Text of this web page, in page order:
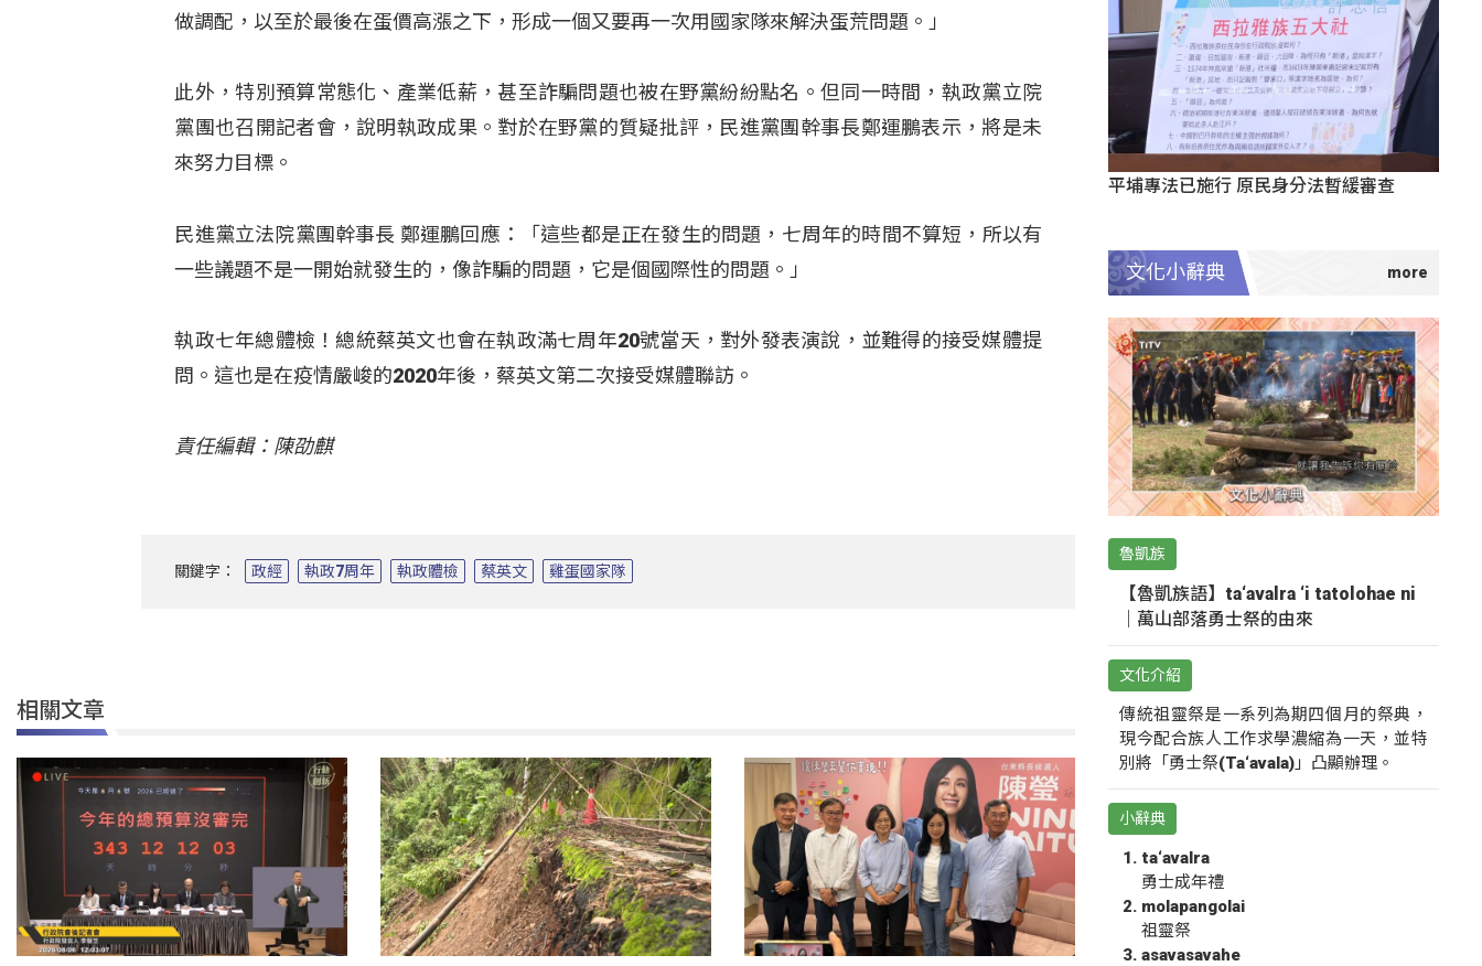
做調配，以至於最後在蛋價高漲之下，形成一個又要再一次用國家隊來解決蛋荒問題。」
此外，特別預算常態化、產業低薪，甚至詐騙問題也被在野黨紛紛點名。但同一時間，執政黨立院
黨團也召開記者會，說明執政成果。對於在野黨的質疑批評，民進黨團幹事長鄭運鵬表示，將是未
來努力目標。
民進黨立法院黨團幹事長 鄭運鵬回應：「這些都是正在發生的問題，七周年的時間不算短，所以有
一些議題不是一開始就發生的，像詐騙的問題，它是個國際性的問題。」
執政七年總體檢！總統蔡英文也會在執政滿七周年20號當天，對外發表演說，並難得的接受媒體提
問。這也是在疫情嚴峻的2020年後，蔡英文第二次接受媒體聯訪。
責任編輯：陳劭麒
關鍵字： 政經 執政7周年 執政體檢 蔡英文 雞蛋國家隊
相關文章
平埔專法已施行 原民身分法暫緩審查
文化小辭典
魯凱族
【魯凱族語】ta‘avalra ‘i tatolohae ni
｜萬山部落勇士祭的由來
文化介紹
傳統祖靈祭是一系列為期四個月的祭典，
現今配合族人工作求學濃縮為一天，並特
別將「勇士祭(Ta‘avala)」凸顯辦理。
小辭典
ta‘avalra
勇士成年禮
molapangolai
祖靈祭
asavasavahe